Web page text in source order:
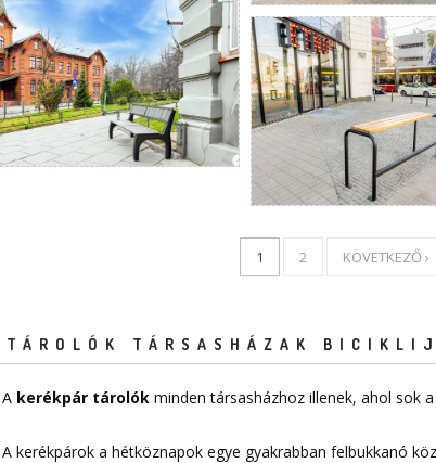
1 2 KÖVETKEZŐ ›
TÁROLÓK TÁRSASHÁZAK
A kerékpár tárolók minden társasházhoz illenek, ahol sok
A kerékpárok a hétköznapok egye gyakrabban felbukkanó